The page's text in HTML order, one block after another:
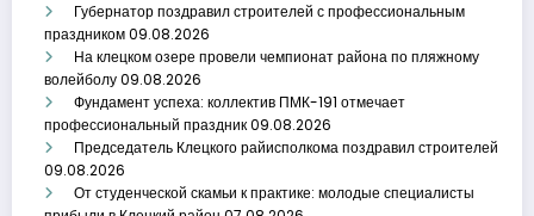
Губернатор поздравил строителей с профессиональным
праздником09.08.2026
На клецком озере провели чемпионат района по пляжному
волейболу09.08.2026
Фундамент успеха: коллектив ПМК-191 отмечает
профессиональный праздник09.08.2026
Председатель Клецкого райисполкома поздравил строителей
09.08.2026
От студенческой скамьи к практике: молодые специалисты